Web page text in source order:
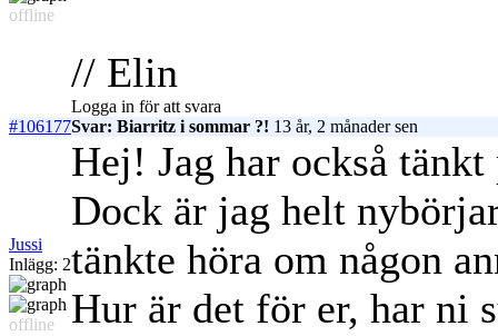
offline
// Elin
Logga in för att svara
#106177Svar: Biarritz i sommar ?! 13 år, 2 månader sen
Jussi
Inlägg: 2
offline
Hej! Jag har också
Dock är jag helt
tänkte höra om någon
Hur är det för er, har ni